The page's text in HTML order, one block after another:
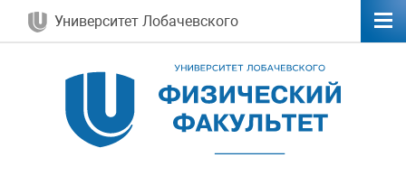
Университет Лобачевского